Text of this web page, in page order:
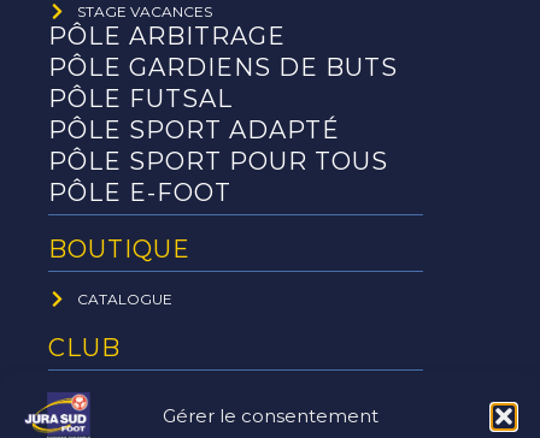
Gérer le consentement
CLUB
HISTOIRE
PÔLE SPORTIF
STAGE VACANCES
PÔLE ARBITRAGE
PÔLE GARDIENS DE BUTS
PÔLE FUTSAL
PÔLE SPORT ADAPTÉ
PÔLE SPORT POUR TOUS
PÔLE E-FOOT
BOUTIQUE
CATALOGUE